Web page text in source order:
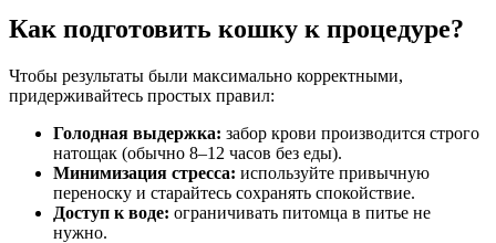
Как подготовить кошку к процедуре?
Чтобы результаты были максимально корректными,
придерживайтесь простых правил:
Голодная выдержка: забор крови производится строго
натощак (обычно 8–12 часов без еды).
Минимизация стресса: используйте привычную
переноску и старайтесь сохранять спокойствие.
Доступ к воде: ограничивать питомца в питье не
нужно.